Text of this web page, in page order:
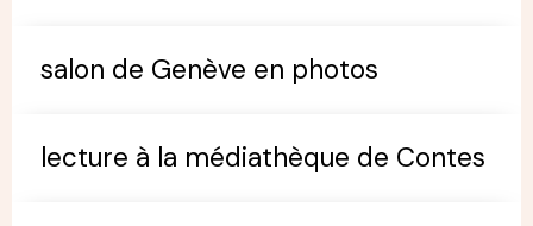
salon de Genève en photos
lecture à la médiathèque de Contes